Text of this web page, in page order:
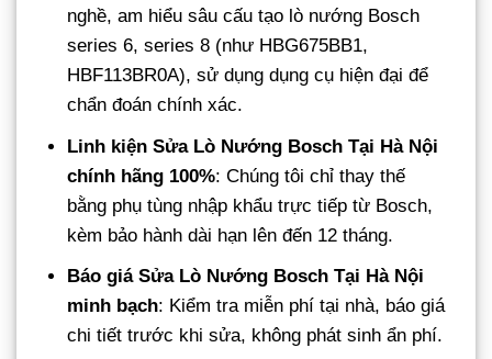
nghề, am hiểu sâu cấu tạo lò nướng Bosch
series 6, series 8 (như HBG675BB1,
HBF113BR0A), sử dụng dụng cụ hiện đại để
chẩn đoán chính xác.
Linh kiện Sửa Lò Nướng Bosch Tại Hà Nội
chính hãng 100%: Chúng tôi chỉ thay thế
bằng phụ tùng nhập khẩu trực tiếp từ Bosch,
kèm bảo hành dài hạn lên đến 12 tháng.
Báo giá Sửa Lò Nướng Bosch Tại Hà Nội
minh bạch: Kiểm tra miễn phí tại nhà, báo giá
chi tiết trước khi sửa, không phát sinh ẩn phí.